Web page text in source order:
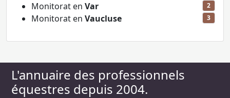
Monitorat en Var 2
Monitorat en Vaucluse 3
L'annuaire des professionnels
équestres depuis 2004.